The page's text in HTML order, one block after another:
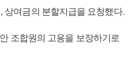
상여금의 분할지급을 요청했다.
조합원의 고용을 보장하기로